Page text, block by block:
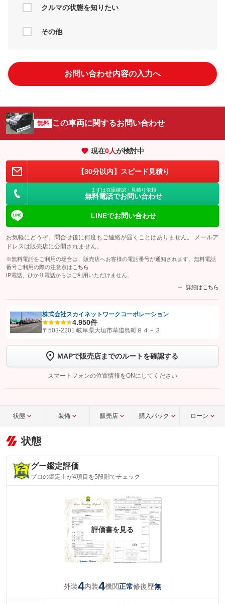
クルマの状態を知りたい
その他
お問い合わせ内容の入力へ
無料 この車両に関するお問い合わせ
現在0人が検討中
【30分以内】スピード見積り
まずは在庫確認・見積り依頼
無料電話でお問い合わせ
LINEでお問い合わせ
お気軽にどうぞ。問合せ後に何度もご連絡が届くことはありません。 メールア
ドレスは販売店に公開されません。
※無料電話をご利用の場合は、販売店へお客様の電話番号が通知されます。無料電話
番号ご利用の際の注意点は こちら
IP電話、ひかり電話からはご利用いただけません。
詳細はこちら
【STEP1】認証画面でグーネットを友だち追加してから「許可する」ボタンを押
トーク画面で
ボタンをタップして問い合わせを
完了してください。
こちら
株式会社スカイネットワークコーポレーション
4.950件
〒503-2201 岐阜県大垣市草道島町８４－３
MAPで販売店までのルートを確認する
スマートフォンの位置情報をONにしてください
状態 装備 販売店 購入パック ローン
状態
グー鑑定評価
プロの鑑定士が4項目を5段階でチェック
評価書を見る
外装4内装4機関正常修復歴無